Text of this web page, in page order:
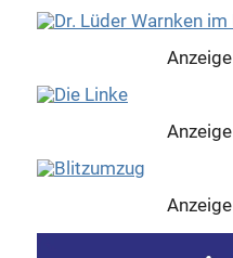
Anzeige
Anzeige
Anzeige